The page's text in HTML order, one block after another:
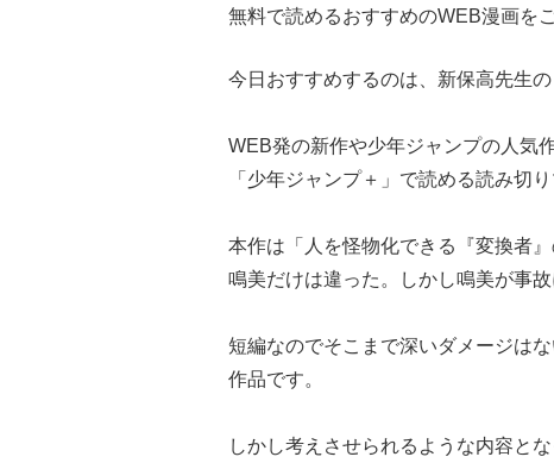
無料で読めるおすすめのWEB漫画を
今日おすすめするのは、新保高先生の
WEB発の新作や少年ジャンプの人気
「少年ジャンプ＋」で読める読み切り
本作は「人を怪物化できる『変換者
鳴美だけは違った。しかし鳴美が事
短編なのでそこまで深いダメージは
作品です。
しかし考えさせられるような内容と